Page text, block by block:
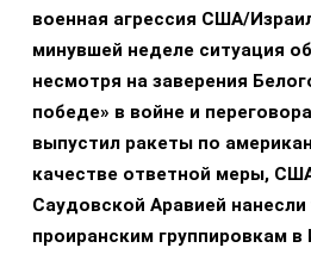
военная агрессия США/
минувшей неделе ситуация
несмотря на заверения
победе» в войне и
выпустил ракеты по
качестве ответной меры,
Саудовской Аравией
проиранским группировкам в